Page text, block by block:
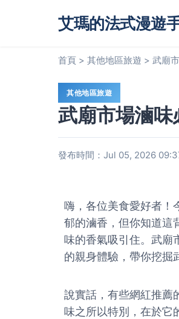
艾瑪的法式漫遊
首頁 > 其他地區旅遊 > 武廟
其他地區旅遊
武廟市場滷
發布時間：Jul 05, 2026
嗨，各位美食愛好者！
郁的滷香，但你知道這
味的香氣吸引住。武廟
的親身體驗，帶你挖掘
說實話，有些網紅推薦
味之所以特別，在於它